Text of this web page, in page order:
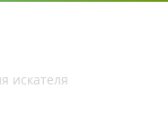
искателя